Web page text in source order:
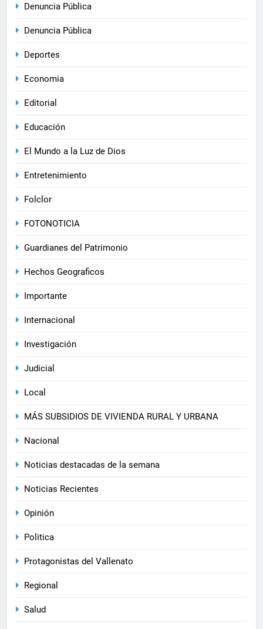
Denuncia Pública
Denuncia Pública
Deportes
Economia
Editorial
Educación
El Mundo a la Luz de Dios
Entretenimiento
Folclor
FOTONOTICIA
Guardianes del Patrimonio
Hechos Geograficos
Importante
Internacional
Investigación
Judicial
Local
MÁS SUBSIDIOS DE VIVIENDA RURAL Y URBANA
Nacional
Noticias destacadas de la semana
Noticias Recientes
Opinión
Politica
Protagonistas del Vallenato
Regional
Salud